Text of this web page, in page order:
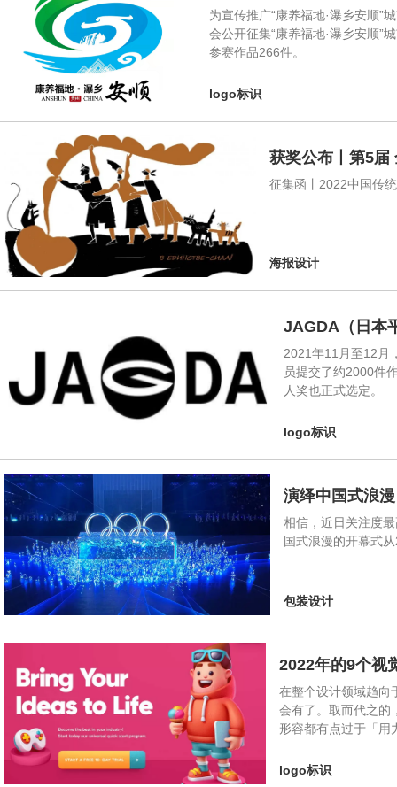
为宣传推广“康养福地·瀑乡安顺”
会公开征集“康养福地·瀑乡安顺”
参赛作品266件。
logo标识
获奖公布丨第5届
征集函丨2022中国传
海报设计
JAGDA（日本
2021年11月至12月
员提交了约2000件
人奖也正式选定。
logo标识
演绎中国式浪
相信，近日关注度
国式浪漫的开幕式
包装设计
2022年的9个视
在整个设计领域趋向
会有了。取而代之的
形容都有点过于「
logo标识